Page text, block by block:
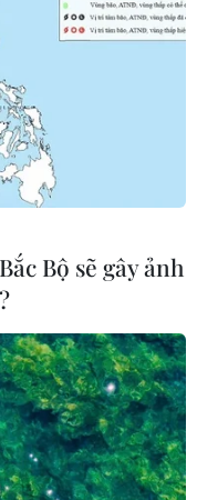
Quân đội 108 đã
lực lượng vũ
Mỹ cứu
Bộ sẽ gây ảnh